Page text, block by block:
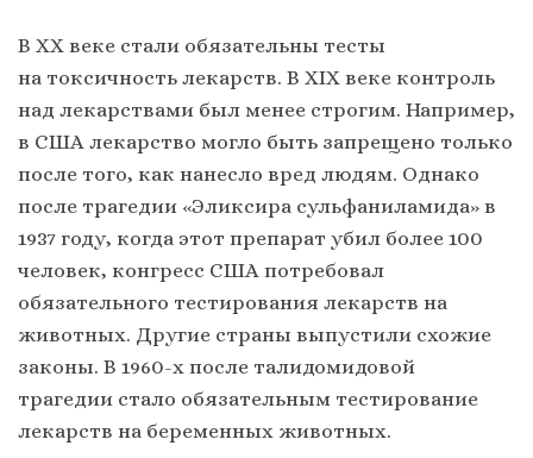
В XX веке стали обязательны тесты
на токсичность лекарств. В XIX веке контроль
над лекарствами был менее строгим. Например,
в США лекарство могло быть запрещено только
после того, как нанесло вред людям. Однако
после трагедии «Эликсира сульфаниламида» в
1937 году, когда этот препарат убил более 100
человек, конгресс США потребовал
обязательного тестирования лекарств на
животных. Другие страны выпустили схожие
законы. В 1960-х после талидомидовой
трагедии стало обязательным тестирование
лекарств на беременных животных.